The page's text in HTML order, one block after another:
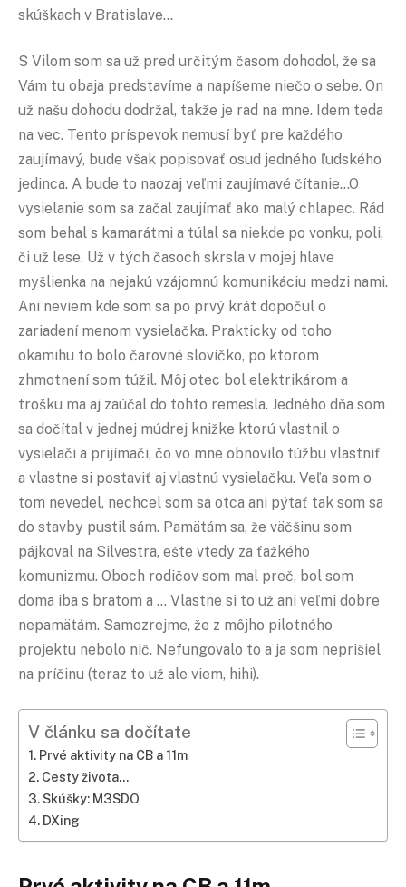
skúškach v Bratislave…
S Vilom som sa už pred určitým časom dohodol, že sa
Vám tu obaja predstavíme a napíšeme niečo o sebe. On
už našu dohodu dodržal, takže je rad na mne. Idem teda
na vec. Tento príspevok nemusí byť pre každého
zaujímavý, bude však popisovať osud jedného ľudského
jedinca. A bude to naozaj veľmi zaujímavé čítanie…O
vysielanie som sa začal zaujímať ako malý chlapec. Rád
som behal s kamarátmi a túlal sa niekde po vonku, poli,
či už lese. Už v tých časoch skrsla v mojej hlave
myšlienka na nejakú vzájomnú komunikáciu medzi nami.
Ani neviem kde som sa po prvý krát dopočul o
zariadení menom vysielačka. Prakticky od toho
okamihu to bolo čarovné slovíčko, po ktorom
zhmotnení som túžil. Môj otec bol elektrikárom a
trošku ma aj zaúčal do tohto remesla. Jedného dňa som
sa dočítal v jednej múdrej knižke ktorú vlastnil o
vysielači a prijímači, čo vo mne obnovilo túžbu vlastniť
a vlastne si postaviť aj vlastnú vysielačku. Veľa som o
tom nevedel, nechcel som sa otca ani pýtať tak som sa
do stavby pustil sám. Pamätám sa, že väčšinu som
pájkoval na Silvestra, ešte vtedy za ťažkého
komunizmu. Oboch rodičov som mal preč, bol som
doma iba s bratom a … Vlastne si to už ani veľmi dobre
nepamätám. Samozrejme, že z môjho pilotného
projektu nebolo nič. Nefungovalo to a ja som neprišiel
na príčinu (teraz to už ale viem, hihi).
V článku sa dočítate
Prvé aktivity na CB a 11m
Cesty života…
Skúšky: M3SDO
DXing